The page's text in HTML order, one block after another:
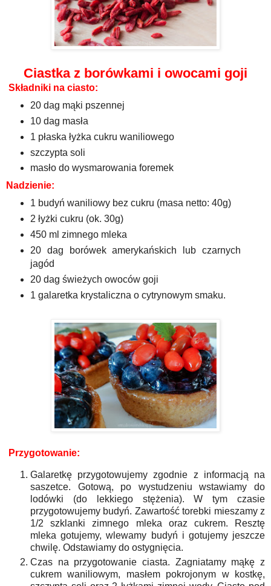
Ciastka z borówkami i owocami goji
Składniki na ciasto:
20 dag mąki pszennej
10 dag masła
1 płaska łyżka cukru waniliowego
szczypta soli
masło do wysmarowania foremek
Nadzienie:
1 budyń waniliowy bez cukru (masa netto: 40g)
2 łyżki cukru (ok. 30g)
450 ml zimnego mleka
20 dag borówek amerykańskich lub czarnych
jagód
20 dag świeżych owoców goji
1 galaretka krystaliczna o cytrynowym smaku.
Przygotowanie:
Galaretkę przygotowujemy zgodnie z informacją na
saszetce. Gotową, po wystudzeniu wstawiamy do
lodówki (do lekkiego stężenia). W tym czasie
przygotowujemy budyń. Zawartość torebki mieszamy z
1/2 szklanki zimnego mleka oraz cukrem. Resztę
mleka gotujemy, wlewamy budyń i gotujemy jeszcze
chwilę. Odstawiamy do ostygnięcia.
Czas na przygotowanie ciasta. Zagniatamy mąkę z
cukrem waniliowym, masłem pokrojonym w kostkę,